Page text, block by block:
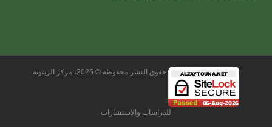
حقوق النشر محفوظة © 2026، مركز الزيتونة
للدراسات والاستشارات